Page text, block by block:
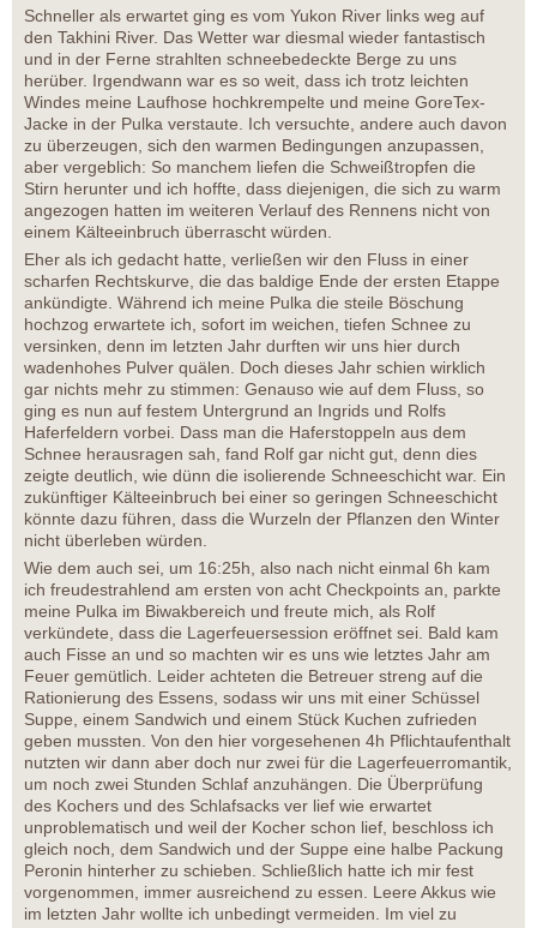
Schneller als erwartet ging es vom Yukon River links weg auf
den Takhini River. Das Wetter war diesmal wieder fantastisch
und in der Ferne strahlten schneebedeckte Berge zu uns
herüber. Irgendwann war es so weit, dass ich trotz leichten
Windes meine Laufhose hochkrempelte und meine GoreTex-
Jacke in der Pulka verstaute. Ich versuchte, andere auch davon
zu überzeugen, sich den warmen Bedingungen anzupassen,
aber vergeblich: So manchem liefen die Schweißtropfen die
Stirn herunter und ich hoffte, dass diejenigen, die sich zu warm
angezogen hatten im weiteren Verlauf des Rennens nicht von
einem Kälteeinbruch überrascht würden.
Eher als ich gedacht hatte, verließen wir den Fluss in einer
scharfen Rechtskurve, die das baldige Ende der ersten Etappe
ankündigte. Während ich meine Pulka die steile Böschung
hochzog erwartete ich, sofort im weichen, tiefen Schnee zu
versinken, denn im letzten Jahr durften wir uns hier durch
wadenhohes Pulver quälen. Doch dieses Jahr schien wirklich
gar nichts mehr zu stimmen: Genauso wie auf dem Fluss, so
ging es nun auf festem Untergrund an Ingrids und Rolfs
Haferfeldern vorbei. Dass man die Haferstoppeln aus dem
Schnee herausragen sah, fand Rolf gar nicht gut, denn dies
zeigte deutlich, wie dünn die isolierende Schneeschicht war. Ein
zukünftiger Kälteeinbruch bei einer so geringen Schneeschicht
könnte dazu führen, dass die Wurzeln der Pflanzen den Winter
nicht überleben würden.
Wie dem auch sei, um 16:25h, also nach nicht einmal 6h kam
ich freudestrahlend am ersten von acht Checkpoints an, parkte
meine Pulka im Biwakbereich und freute mich, als Rolf
verkündete, dass die Lagerfeuersession eröffnet sei. Bald kam
auch Fisse an und so machten wir es uns wie letztes Jahr am
Feuer gemütlich. Leider achteten die Betreuer streng auf die
Rationierung des Essens, sodass wir uns mit einer Schüssel
Suppe, einem Sandwich und einem Stück Kuchen zufrieden
geben mussten. Von den hier vorgesehenen 4h Pflichtaufenthalt
nutzten wir dann aber doch nur zwei für die Lagerfeuerromantik,
um noch zwei Stunden Schlaf anzuhängen. Die Überprüfung
des Kochers und des Schlafsacks ver lief wie erwartet
unproblematisch und weil der Kocher schon lief, beschloss ich
gleich noch, dem Sandwich und der Suppe eine halbe Packung
Peronin hinterher zu schieben. Schließlich hatte ich mir fest
vorgenommen, immer ausreichend zu essen. Leere Akkus wie
im letzten Jahr wollte ich unbedingt vermeiden. Im viel zu